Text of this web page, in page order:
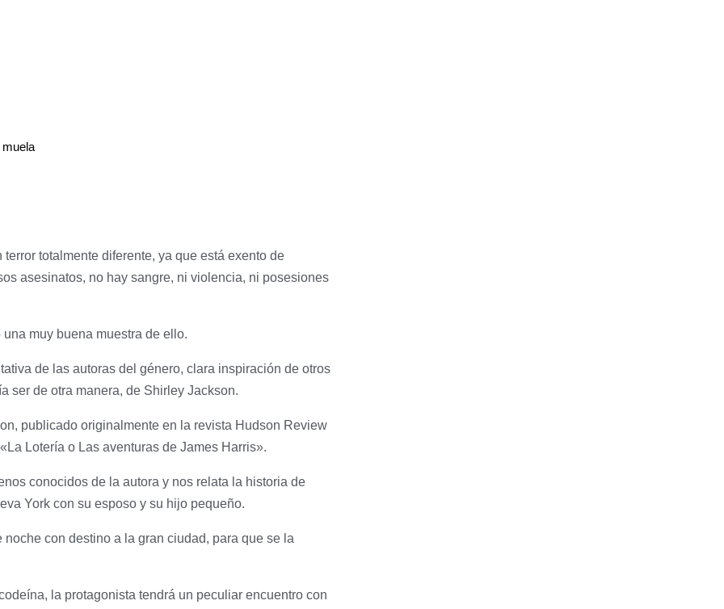
totalmente diferente, ya que está exento de
asesinatos, no hay sangre, ni violencia, ni posesiones
muy buena muestra de ello.
de las autoras del género, clara inspiración de otros
ser de otra manera, de Shirley Jackson.
publicado originalmente en la revista Hudson Review
Lotería o Las aventuras de James Harris».
conocidos de la autora y nos relata la historia de
York con su esposo y su hijo pequeño.
con destino a la gran ciudad, para que se la
la protagonista tendrá un peculiar encuentro con